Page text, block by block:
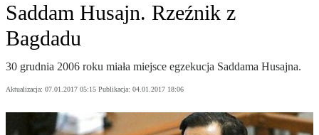
Saddam Husajn. Rzeźnik z
Bagdadu
30 grudnia 2006 roku miała miejsce egzekucja Saddama Husajna.
Aktualizacja: 07.01.2017 05:15 Publikacja: 04.01.2017 18:06